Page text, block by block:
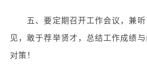
五、要定期召开工作会议，兼听
见，敢于荐举贤才，总结工作成绩
对策！